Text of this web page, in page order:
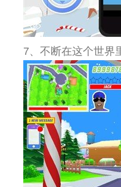
7、不断在这个世界